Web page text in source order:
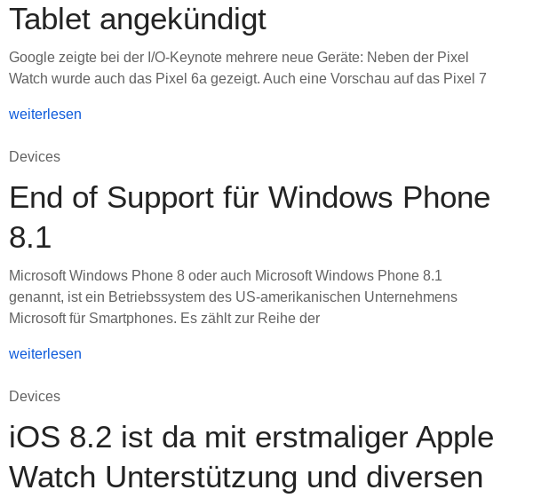
Tablet angekündigt
Google zeigte bei der I/O-Keynote mehrere neue Geräte: Neben der Pixel
Watch wurde auch das Pixel 6a gezeigt. Auch eine Vorschau auf das Pixel 7
weiterlesen
Devices
End of Support für Windows Phone
8.1
Microsoft Windows Phone 8 oder auch Microsoft Windows Phone 8.1
genannt, ist ein Betriebssystem des US-amerikanischen Unternehmens
Microsoft für Smartphones. Es zählt zur Reihe der
weiterlesen
Devices
iOS 8.2 ist da mit erstmaliger Apple
Watch Unterstützung und diversen